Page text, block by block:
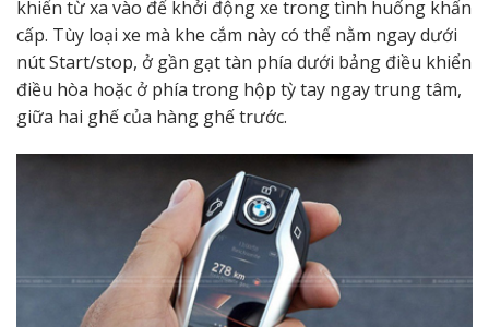
khiển từ xa vào để khởi động xe trong tình huống khẩn
cấp. Tùy loại xe mà khe cắm này có thể nằm ngay dưới
nút Start/stop, ở gần gạt tàn phía dưới bảng điều khiển
điều hòa hoặc ở phía trong hộp tỳ tay ngay trung tâm,
giữa hai ghế của hàng ghế trước.